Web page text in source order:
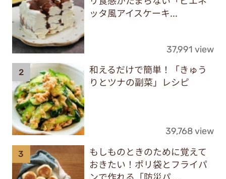
ッタ風アイスケーキ...
37,991 view
和えるだけで簡単！「きゅう
りとツナの副菜」レシピ
39,768 view
もしものときのために覚えて
おきたい！ポリ袋とフライパ
ンで作れる「防災パ...